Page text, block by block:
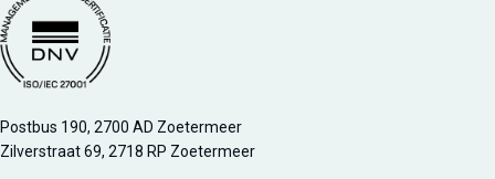
Managementsyteem certificatie DNV iso/iec 27001
Postbus 190, 2700 AD Zoetermeer
Zilverstraat 69, 2718 RP Zoetermeer